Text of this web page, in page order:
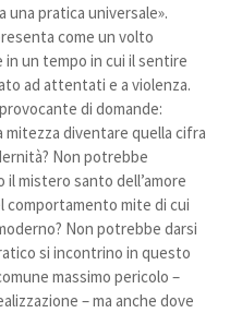
pratica universale».
come un volto
un tempo in cui il sentire
ad attentati e a violenza.
di domande:
diventare quella cifra
Non potrebbe
mistero santo dell’amore
comportamento mite di cui
Non potrebbe darsi
si incontrino in questo
massimo pericolo –
– ma anche dove